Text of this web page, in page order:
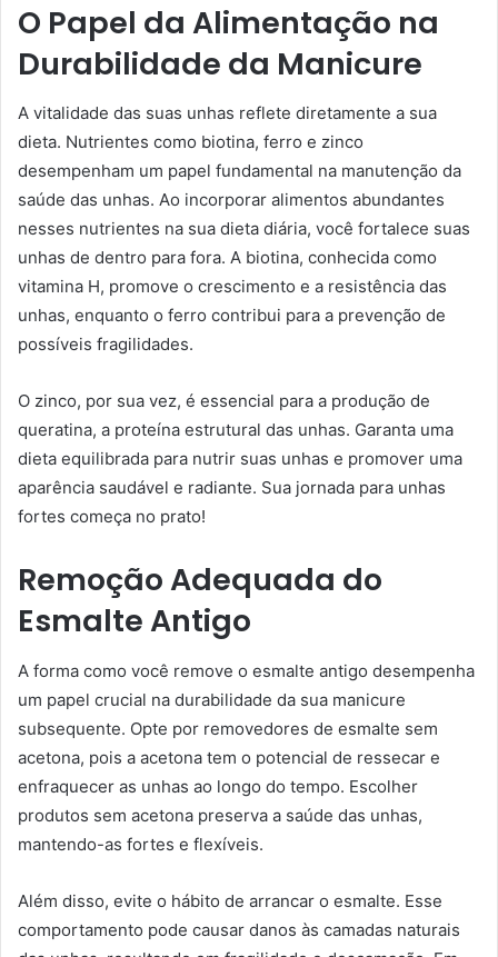
O Papel da Alimentação na
Durabilidade da Manicure
A vitalidade das suas unhas reflete diretamente a sua
dieta. Nutrientes como biotina, ferro e zinco
desempenham um papel fundamental na manutenção da
saúde das unhas. Ao incorporar alimentos abundantes
nesses nutrientes na sua dieta diária, você fortalece suas
unhas de dentro para fora. A biotina, conhecida como
vitamina H, promove o crescimento e a resistência das
unhas, enquanto o ferro contribui para a prevenção de
possíveis fragilidades.
O zinco, por sua vez, é essencial para a produção de
queratina, a proteína estrutural das unhas. Garanta uma
dieta equilibrada para nutrir suas unhas e promover uma
aparência saudável e radiante. Sua jornada para unhas
fortes começa no prato!
Remoção Adequada do
Esmalte Antigo
A forma como você remove o esmalte antigo desempenha
um papel crucial na durabilidade da sua manicure
subsequente. Opte por removedores de esmalte sem
acetona, pois a acetona tem o potencial de ressecar e
enfraquecer as unhas ao longo do tempo. Escolher
produtos sem acetona preserva a saúde das unhas,
mantendo-as fortes e flexíveis.
Além disso, evite o hábito de arrancar o esmalte. Esse
comportamento pode causar danos às camadas naturais